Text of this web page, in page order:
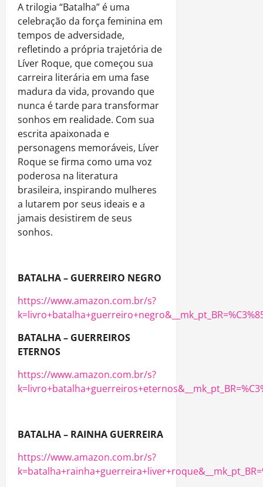
A trilogia “Batalha” é uma
celebração da força feminina em
tempos de adversidade,
refletindo a própria trajetória de
Líver Roque, que começou sua
carreira literária em uma fase
madura da vida, provando que
nunca é tarde para transformar
sonhos em realidade. Com sua
escrita apaixonada e
personagens memoráveis, Líver
Roque se firma como uma voz
poderosa na literatura
brasileira, inspirando mulheres
a lutarem por seus ideais e a
jamais desistirem de seus
sonhos.
BATALHA – GUERREIRO NEGRO
https://www.amazon.com.br/s?
BATALHA – GUERREIROS
ETERNOS
https://www.amazon.com.br/s?
BATALHA – RAINHA GUERREIRA
https://www.amazon.com.br/s?